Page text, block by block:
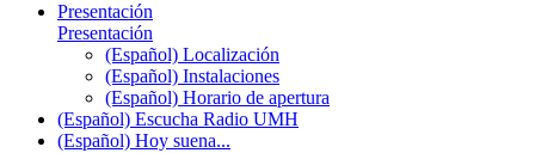
Presentación
Presentación
(Español) Localización
(Español) Instalaciones
(Español) Horario de apertura
(Español) Escucha Radio UMH
(Español) Hoy suena...